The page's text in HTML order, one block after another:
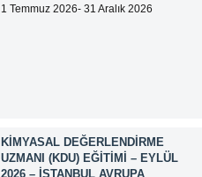
1 Temmuz 2026- 31 Aralık 2026
KIMYASAL DEĞERLENDIRME
UZMANI (KDU) EĞITIMI – EYLÜL
2026 – İSTANBUL AVRUPA